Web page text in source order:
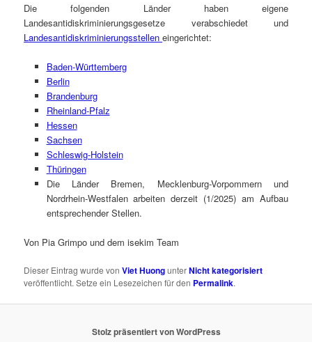
Die folgenden Länder haben eigene
Landesantidiskriminierungsgesetze verabschiedet und
Landesantidiskriminierungsstelleneingerichtet:
Baden-Württemberg
Berlin
Brandenburg
Rheinland-Pfalz
Hessen
Sachsen
Schleswig-Holstein
Thüringen
Die Länder Bremen, Mecklenburg-Vorpommern und
Nordrhein-Westfalen arbeiten derzeit (1/2025) am Aufbau
entsprechender Stellen.
Von Pia Grimpo und dem isekim Team
Dieser Eintrag wurde vonViet HuongunterNicht kategorisiert
veröffentlicht. Setze ein Lesezeichen für den Permalink.
Stolz präsentiert von WordPress